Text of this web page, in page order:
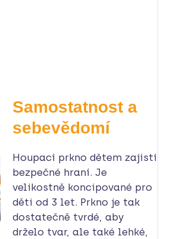
Samostatnost a
sebevědomí
Houpací prkno dětem zajistí
bezpečné hraní. Je
velikostně koncipované pro
děti od 3 let. Prkno je tak
dostatečně tvrdé, aby
drželo tvar, ale také lehké,